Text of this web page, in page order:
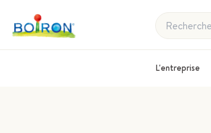
Rechercher
L'entreprise